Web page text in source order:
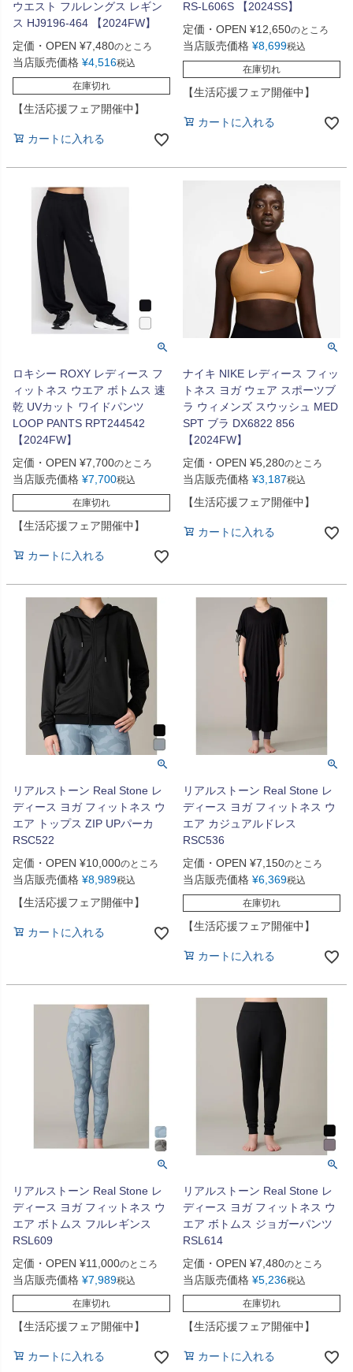
ウエスト フルレングス レギン
ス HJ9196-464 【2024FW】
定価・OPEN ¥7,480のところ
当店販売価格 ¥4,516税込
在庫切れ
【生活応援フェア開催中】
カートに入れる
RS-L606S 【2024SS】
定価・OPEN ¥12,650のところ
当店販売価格 ¥8,699税込
在庫切れ
【生活応援フェア開催中】
カートに入れる
ロキシー ROXY レディース フ
ィットネス ウエア ボトムス 速
乾 UVカット ワイドパンツ
LOOP PANTS RPT244542
【2024FW】
定価・OPEN ¥7,700のところ
当店販売価格 ¥7,700税込
在庫切れ
【生活応援フェア開催中】
カートに入れる
ナイキ NIKE レディース フィッ
トネス ヨガ ウェア スポーツブ
ラ ウィメンズ スウッシュ MED
SPT ブラ DX6822 856
【2024FW】
定価・OPEN ¥5,280のところ
当店販売価格 ¥3,187税込
【生活応援フェア開催中】
カートに入れる
リアルストーン Real Stone レ
ディース ヨガ フィットネス ウ
エア トップス ZIP UPパーカ
RSC522
定価・OPEN ¥10,000のところ
当店販売価格 ¥8,989税込
【生活応援フェア開催中】
カートに入れる
リアルストーン Real Stone レ
ディース ヨガ フィットネス ウ
エア カジュアルドレス
RSC536
定価・OPEN ¥7,150のところ
当店販売価格 ¥6,369税込
在庫切れ
【生活応援フェア開催中】
カートに入れる
リアルストーン Real Stone レ
ディース ヨガ フィットネス ウ
エア ボトムス フルレギンス
RSL609
定価・OPEN ¥11,000のところ
当店販売価格 ¥7,989税込
在庫切れ
【生活応援フェア開催中】
カートに入れる
リアルストーン Real Stone レ
ディース ヨガ フィットネス ウ
エア ボトムス ジョガーパンツ
RSL614
定価・OPEN ¥7,480のところ
当店販売価格 ¥5,236税込
在庫切れ
【生活応援フェア開催中】
カートに入れる